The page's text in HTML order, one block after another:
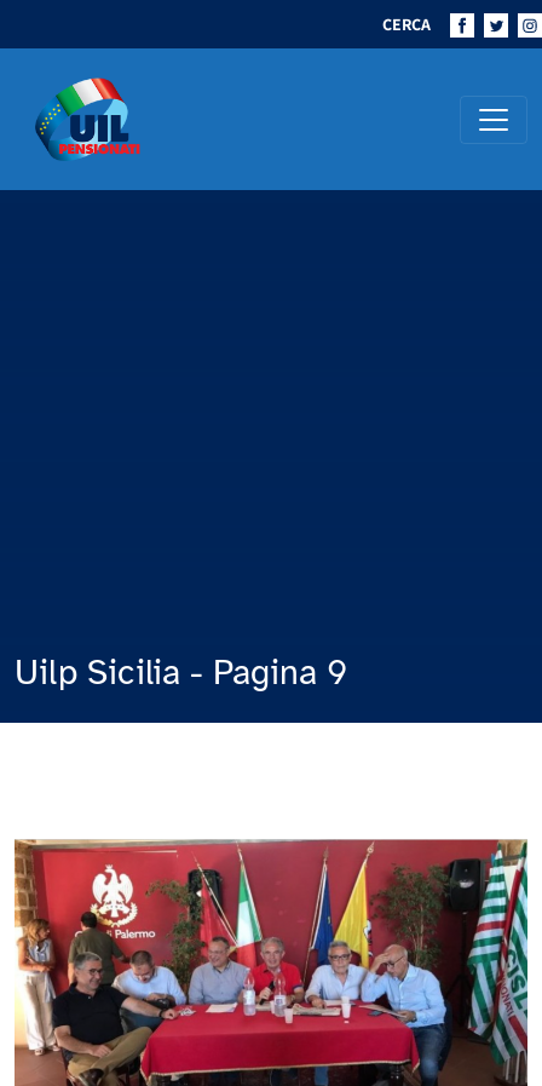
CERCA
Navigazione principale
Uilp Sicilia - Pagina 9